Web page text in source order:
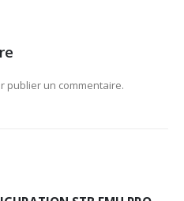
publier un commentaire.